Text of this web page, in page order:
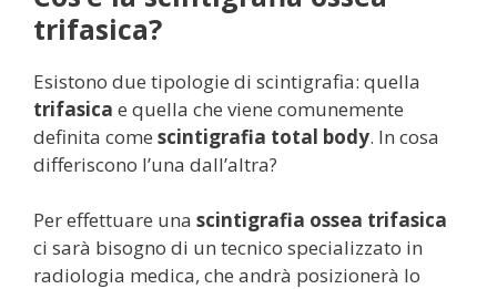
trifasica?
Esistono due tipologie di scintigrafia: quella
trifasica e quella che viene comunemente
definita come scintigrafia total body. In cosa
differiscono l’una dall’altra?
Per effettuare una scintigrafia ossea trifasica
ci sarà bisogno di un tecnico specializzato in
radiologia medica, che andrà posizionerà lo